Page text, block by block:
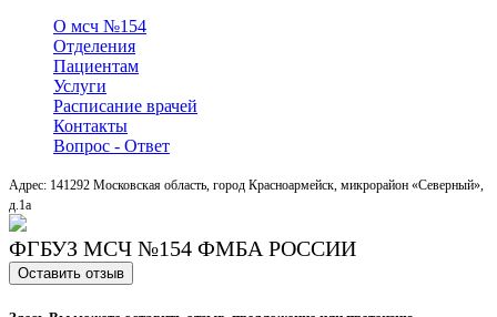
О мсч №154
Отделения
Пациентам
Услуги
Расписание врачей
Контакты
Вопрос - Ответ
Адрес: 141292 Московская область, город Красноармейск, микрорайон «Северный»,
д.1a
ФГБУЗ МСЧ №154 ФМБА РОССИИ
Оставить отзыв